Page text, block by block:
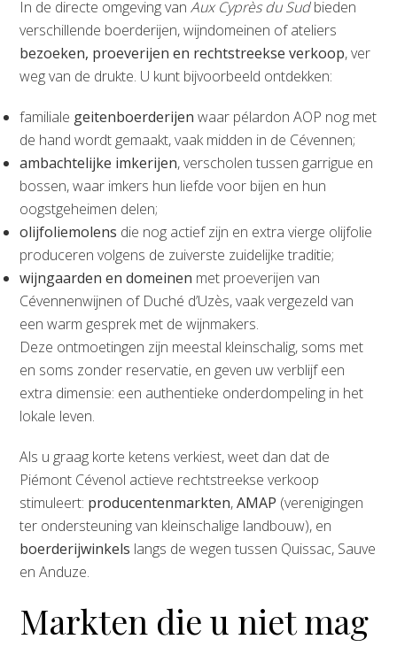
In de directe omgeving vanAux Cyprès du Sudbieden
verschillende boerderijen, wijndomeinen of ateliers
bezoeken, proeverijen en rechtstreekse verkoop, ver
weg van de drukte. U kunt bijvoorbeeld ontdekken:
familiale geitenboerderijen waar pélardon AOP nog met
de hand wordt gemaakt, vaak midden in de Cévennen;
ambachtelijke imkerijen, verscholen tussen garrigue en
bossen, waar imkers hun liefde voor bijen en hun
oogstgeheimen delen;
olijfoliemolens die nog actief zijn en extra vierge olijfolie
produceren volgens de zuiverste zuidelijke traditie;
wijngaarden en domeinen met proeverijen van
Cévennenwijnen of Duché d’Uzès, vaak vergezeld van
een warm gesprek met de wijnmakers.
Deze ontmoetingen zijn meestal kleinschalig, soms met
en soms zonder reservatie, en geven uw verblijf een
extra dimensie: een authentieke onderdompeling in het
lokale leven.
Als u graag korte ketens verkiest, weet dan dat de
Piémont Cévenol actieve rechtstreekse verkoop
stimuleert: producentenmarkten,AMAP (verenigingen
ter ondersteuning van kleinschalige landbouw), en
boerderijwinkels langs de wegen tussen Quissac, Sauve
en Anduze.
Markten die u niet mag